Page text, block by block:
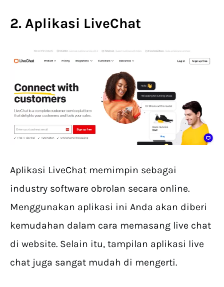
2. Aplikasi LiveChat
Aplikasi LiveChat memimpin sebagai
industry software obrolan secara online.
Menggunakan aplikasi ini Anda akan diberi
kemudahan dalam cara memasang live chat
di website. Selain itu, tampilan aplikasi live
chat juga sangat mudah di mengerti.